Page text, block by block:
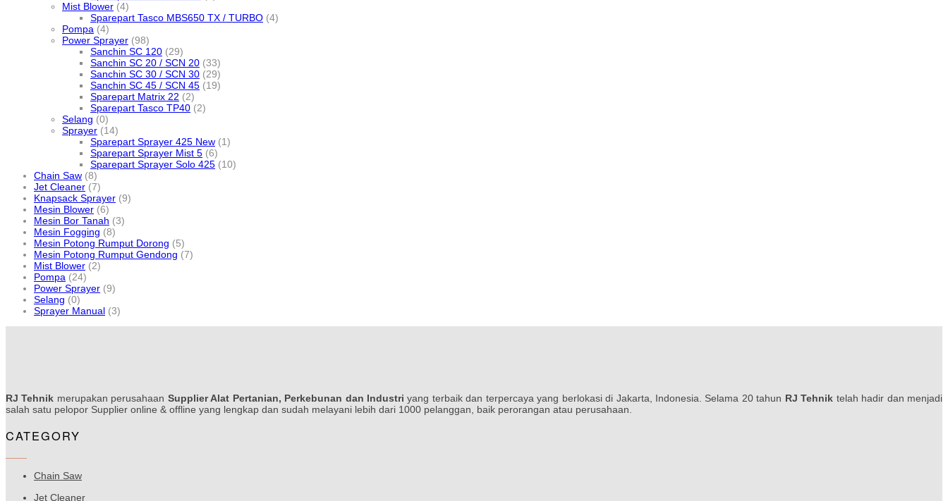
Mist Blower (4)
Sparepart Tasco MBS650 TX / TURBO (4)
Pompa (4)
Power Sprayer (98)
Sanchin SC 120 (29)
Sanchin SC 20 / SCN 20 (33)
Sanchin SC 30 / SCN 30 (29)
Sanchin SC 45 / SCN 45 (19)
Sparepart Matrix 22 (2)
Sparepart Tasco TP40 (2)
Selang (0)
Sprayer (14)
Sparepart Sprayer 425 New (1)
Sparepart Sprayer Mist 5 (6)
Sparepart Sprayer Solo 425 (10)
Chain Saw (8)
Jet Cleaner (7)
Knapsack Sprayer (9)
Mesin Blower (6)
Mesin Bor Tanah (3)
Mesin Fogging (8)
Mesin Potong Rumput Dorong (5)
Mesin Potong Rumput Gendong (7)
Mist Blower (2)
Pompa (24)
Power Sprayer (9)
Selang (0)
Sprayer Manual (3)
RJ Tehnik merupakan perusahaan Supplier Alat Pertanian, Perkebunan dan Industri yang terbaik dan terpercaya yang berlokasi di Jakarta, Indonesia. Selama 20 tahun RJ Tehnik telah hadir dan menjadi
salah satu pelopor Supplier online & offline yang lengkap dan sudah melayani lebih dari 1000 pelanggan, baik perorangan atau perusahaan.
CATEGORY
Chain Saw
Jet Cleaner